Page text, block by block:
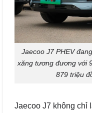
Jaecoo J7 PHEV
xăng tương đương với
879 triệu
Jaecoo J7 không chỉ